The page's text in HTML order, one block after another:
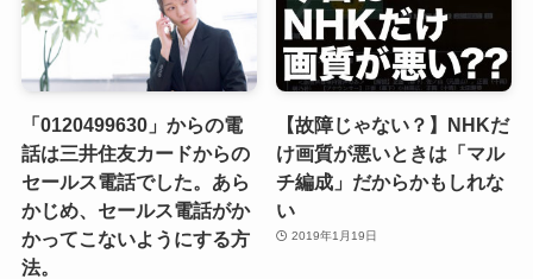
「0120499630」からの電
話は三井住友カードからの
セールス電話でした。あら
かじめ、セールス電話がか
かってこないようにする方
法。
【故障じゃない？】NHKだ
け画質が悪いときは「マル
チ編成」だからかもしれな
い
2019年1月19日